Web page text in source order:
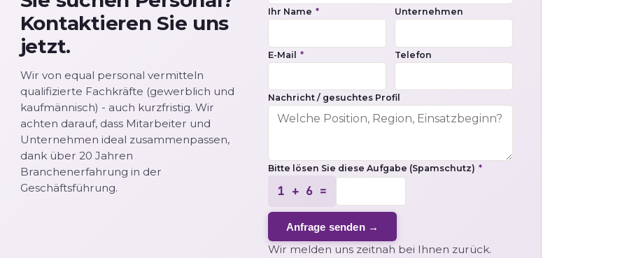
Kontaktieren Sie uns
jetzt.
Wir von equal personal vermitteln
qualifizierte Fachkräfte (gewerblich und
kaufmännisch) - auch kurzfristig. Wir
achten darauf, dass Mitarbeiter und
Unternehmen ideal zusammenpassen,
dank über 20 Jahren
Branchenerfahrung in der
Geschäftsführung.
Ihr Name * Unternehmen
E-Mail * Telefon
Nachricht / gesuchtes Profil
Bitte lösen Sie diese Aufgabe (Spamschutz) *
1 + 6 =
Anfrage senden →
Wir melden uns zeitnah bei Ihnen zurück.